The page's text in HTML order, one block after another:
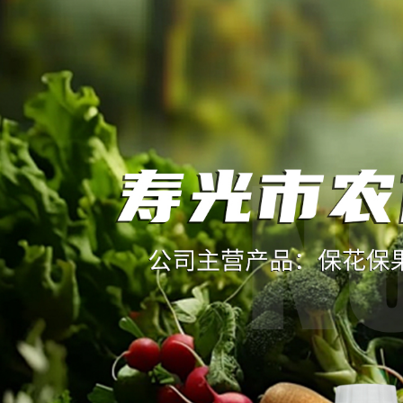
寿光市农伯乐生物科技有限公
13869690493
网站首页
公司介绍
产品展示
保花、保果药
种子、种苗
生物催红增色技术
水溶肥
果面增亮剂
叶面油亮增绿剂
行业常识